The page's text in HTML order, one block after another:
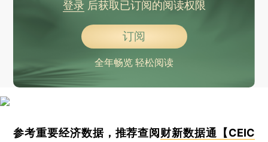
登录后获取已订阅的阅读权限
订阅
全年畅览 轻松阅读
参考重要经济数据，推荐查阅财新数据通【CEIC